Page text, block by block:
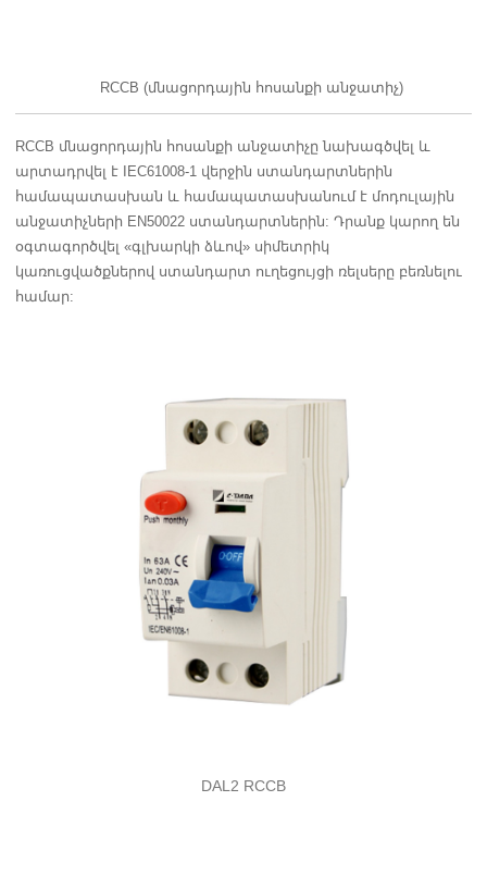
RCCB (մնացորդային հոսանքի անջատիչ)
RCCB մնացորդային հոսանքի անջատիչը նախագծվել և
արտադրվել է IEC61008-1 վերջին ստանդարտներին
համապատասխան և համապատասխանում է մոդուլային
անջատիչների EN50022 ստանդարտներին: Դրանք կարող են
օգտագործվել «գլխարկի ձևով» սիմետրիկ
կառուցվածքներով ստանդարտ ուղեցույցի ռելսերը բեռնելու
համար:
DAL2 RCCB